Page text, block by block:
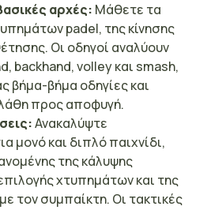
αρχές: Μάθετε τα
padel, της κίνησης
Οι οδηγοί αναλύουν
backhand, volley και smash,
βήμα-βήμα οδηγίες και
προς αποφυγή.
Ανακαλύψτε
μονό και διπλό παιχνίδι,
της κάλυψης
χτυπημάτων και της
τον συμπαίκτη. Οι τακτικές